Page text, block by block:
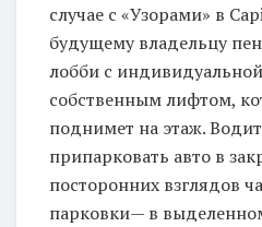
случае с «Узорами» в
будущему владельцу
лобби с
собственным лифтом,
поднимет на этаж.
припарковать авто в
посторонних взглядов
парковки— в